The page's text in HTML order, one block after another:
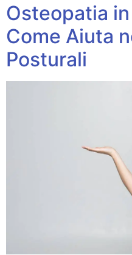
Osteopatia
Come Aiuta
Posturali